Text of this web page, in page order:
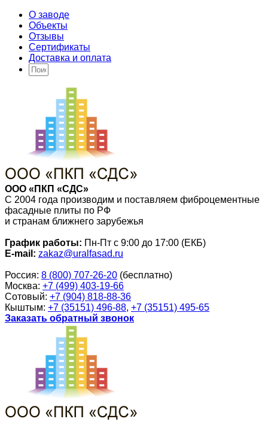
О заводе
Объекты
Отзывы
Сертификаты
Доставка и оплата
ООО «ПКП «СДС»
С 2004 года производим и поставляем фиброцементные
фасадные плиты по РФ
и странам ближнего зарубежья
График работы: Пн-Пт с 9:00 до 17:00 (ЕКБ)
E-mail: zakaz@uralfasad.ru
Россия: 8 (800) 707-26-20 (бесплатно)
Москва: +7 (499) 403-19-66
Сотовый: +7 (904) 818-88-36
Кыштым: +7 (35151) 496-88, +7 (35151) 495-65
Заказать обратный звонок